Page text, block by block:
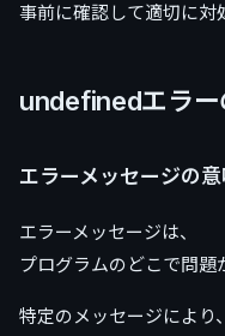
事前に確認して適切に対
undefinedエラ
エラーメッセージの
エラーメッセージは、
プログラムのどこで問題
特定のメッセージにより、